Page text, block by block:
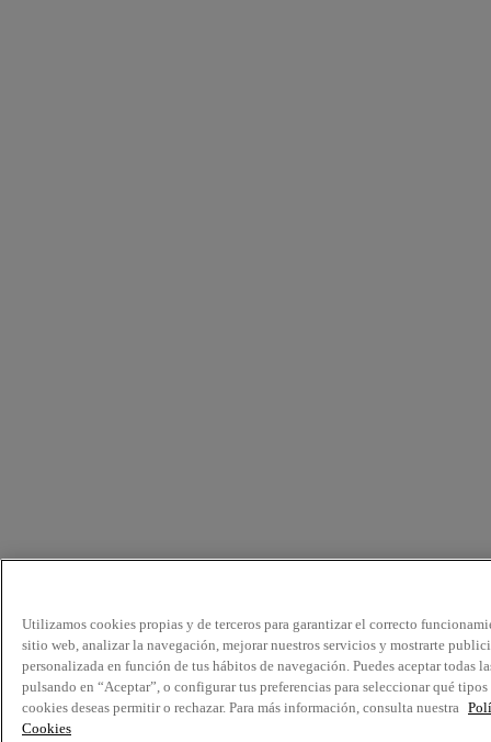
Utilizamos cookies propias y de terceros para garantizar el correcto
sitio web, analizar la navegación, mejorar nuestros servicios y mostrarte
personalizada en función de tus hábitos de navegación. Puedes aceptar todas
pulsando en “Aceptar”, o configurar tus preferencias para seleccionar qué tipos
cookies deseas permitir o rechazar. Para más información, consulta nuestra
Cookies